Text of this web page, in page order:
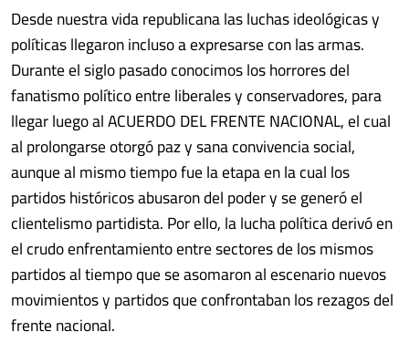
Desde nuestra vida republicana las luchas ideológicas y
políticas llegaron incluso a expresarse con las armas.
Durante el siglo pasado conocimos los horrores del
fanatismo político entre liberales y conservadores, para
llegar luego al ACUERDO DEL FRENTE NACIONAL, el cual
al prolongarse otorgó paz y sana convivencia social,
aunque al mismo tiempo fue la etapa en la cual los
partidos históricos abusaron del poder y se generó el
clientelismo partidista. Por ello, la lucha política derivó en
el crudo enfrentamiento entre sectores de los mismos
partidos al tiempo que se asomaron al escenario nuevos
movimientos y partidos que confrontaban los rezagos del
frente nacional.